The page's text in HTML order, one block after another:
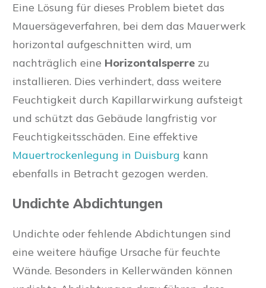
Eine Lösung für dieses Problem bietet das
Mauersägeverfahren, bei dem das Mauerwerk
horizontal aufgeschnitten wird, um
nachträglich eine Horizontalsperre zu
installieren. Dies verhindert, dass weitere
Feuchtigkeit durch Kapillarwirkung aufsteigt
und schützt das Gebäude langfristig vor
Feuchtigkeitsschäden. Eine effektive
Mauertrockenlegung in Duisburg kann
ebenfalls in Betracht gezogen werden.
Undichte Abdichtungen
Undichte oder fehlende Abdichtungen sind
eine weitere häufige Ursache für feuchte
Wände. Besonders in Kellerwänden können